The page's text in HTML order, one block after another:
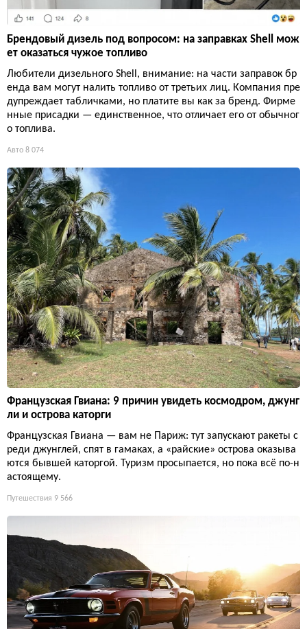
Брендовый дизель под вопросом: на заправках Shell мож
ет оказаться чужое топливо
Любители дизельного Shell, внимание: на части заправок бр
енда вам могут налить топливо от третьих лиц. Компания пре
дупреждает табличками, но платите вы как за бренд. Фирме
нные присадки — единственное, что отличает его от обычног
о топлива.
Авто 8 074
Французская Гвиана: 9 причин увидеть космодром, джунг
ли и острова каторги
Французская Гвиана — вам не Париж: тут запускают ракеты с
реди джунглей, спят в гамаках, а «райские» острова оказыва
ются бывшей каторгой. Туризм просыпается, но пока всё по-н
астоящему.
Путешествия 9 566